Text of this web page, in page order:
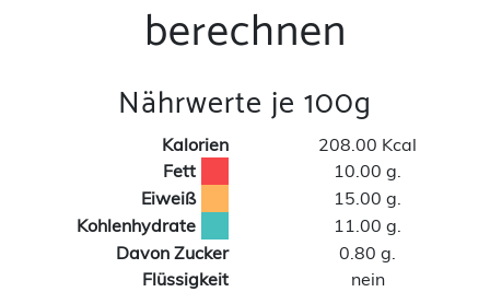
berechnen
Nährwerte je 100g
Kalorien
208.00 Kcal
Fett
10.00 g.
Eiweiß
15.00 g.
Kohlenhydrate
11.00 g.
Davon Zucker
0.80 g.
Flüssigkeit
nein